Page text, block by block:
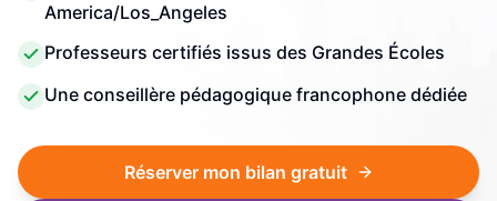
America/Los_Angeles
Professeurs certifiés issus des Grandes Écoles
Une conseillère pédagogique francophone dédiée
Réserver mon bilan gratuit